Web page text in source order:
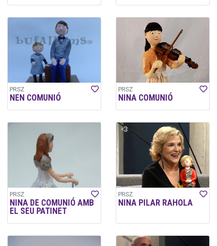
PRSZ
NEN COMUNIÓ
PRSZ
NINA COMUNIÓ
PRSZ
NINA DE COMUNIÓ AMB
EL SEU PATINET
PRSZ
NINA PILAR RAHOLA